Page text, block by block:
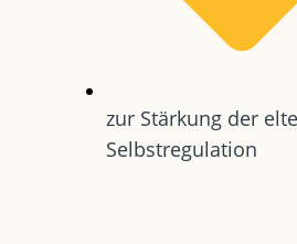
zur Stärkung der
Selbstregulation